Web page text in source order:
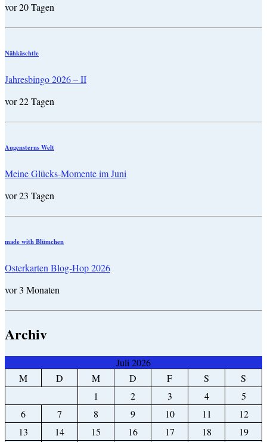
vor 20 Tagen
Nähkäschtle
Jahresbingo 2026 – II
vor 22 Tagen
Augensterns Welt
Meine Glücks-Momente im Juni
vor 23 Tagen
made with Blümchen
Osterkarten Blog-Hop 2026
vor 3 Monaten
Archiv
Juli 2026
M
D M D F S
S
1
2 3 4
5
6
7 8 9 10 11
12
13
14 15 16 17 18
19